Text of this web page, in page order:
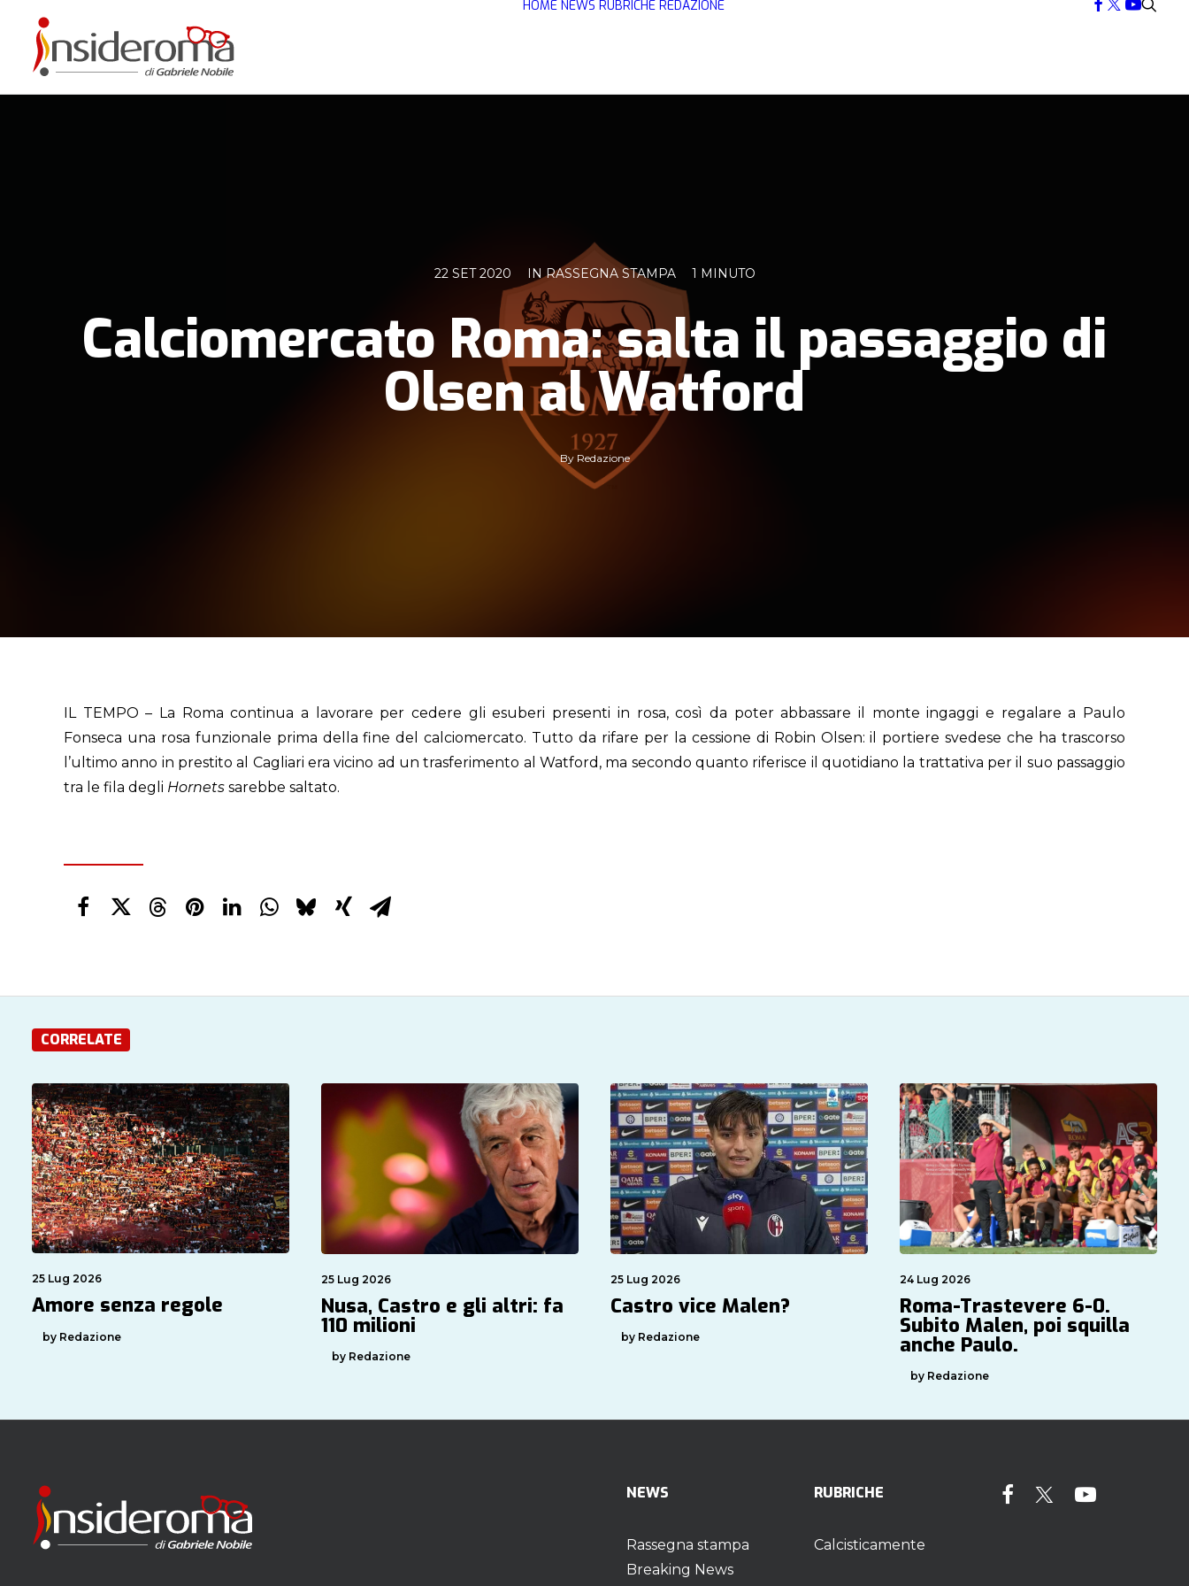
HOME NEWS RUBRICHE REDAZIONE
22 SET 2020 INRASSEGNA STAMPA 1 MINUTO
Calciomercato Roma: salta il passaggio di
Olsen al Watford
By Redazione
IL TEMPO – La Roma continua a lavorare per cedere gli esuberi presenti in rosa, così da poter abbassare il monte ingaggi e regalare a Paulo
Fonseca una rosa funzionale prima della fine del calciomercato. Tutto da rifare per la cessione di Robin Olsen: il portiere svedese che ha trascorso
l’ultimo anno in prestito al Cagliari era vicino ad un trasferimento al Watford, ma secondo quanto riferisce il quotidiano la trattativa per il suo passaggio
tra le fila degli Hornets sarebbe saltato.
CORRELATE
25 Lug 2026
Amore senza regole
by Redazione
25 Lug 2026
Nusa, Castro e gli altri: fa
110 milioni
by Redazione
25 Lug 2026
Castro vice Malen?
by Redazione
24 Lug 2026
Roma-Trastevere 6-0.
Subito Malen, poi squilla
anche Paulo.
by Redazione
NEWS
Rassegna stampa
Breaking News
RUBRICHE
Calcisticamente